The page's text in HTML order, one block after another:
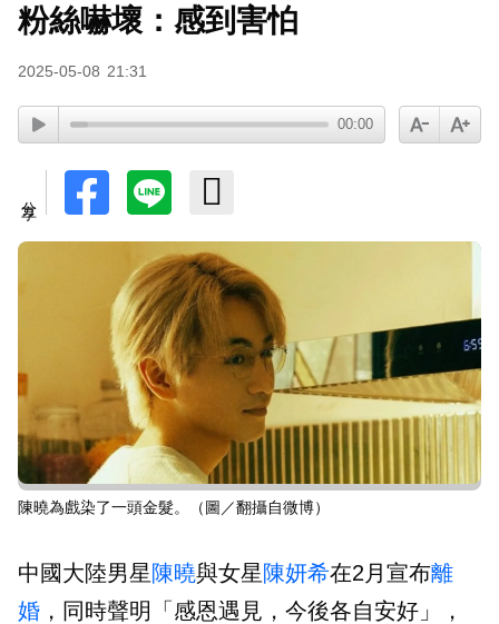
粉絲嚇壞：感到害怕
2025-05-08 21:31
00:00
陳曉為戲染了一頭金髮。（圖／翻攝自微博）
中國大陸男星陳曉與女星陳妍希在2月宣布離
婚 ，同時聲明「感恩遇見，今後各自安好」，